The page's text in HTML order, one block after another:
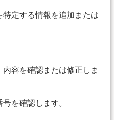
特定する情報を追加または
容を確認または修正しま
を確認します。